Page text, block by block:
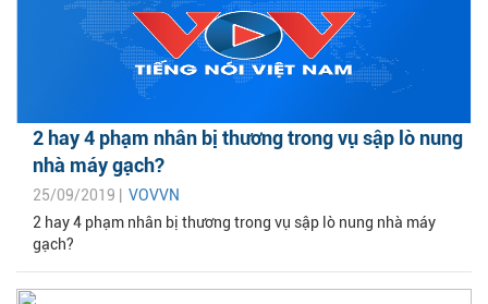
2 hay 4 phạm nhân bị thương trong vụ sập lò nung
nhà máy gạch?
25/09/2019 | VOVVN
2 hay 4 phạm nhân bị thương trong vụ sập lò nung nhà máy
gạch?